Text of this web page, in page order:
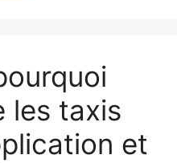
les taxis
et